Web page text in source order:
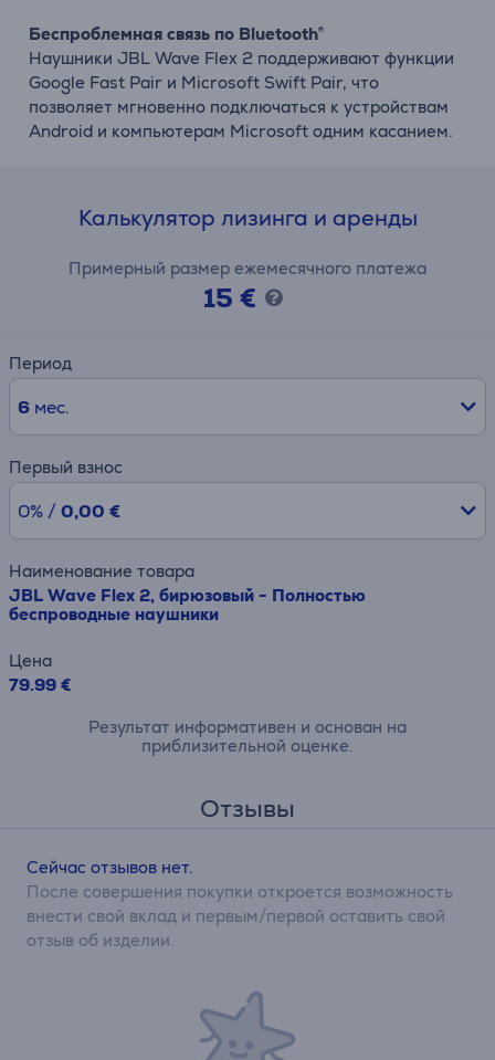
Беспроблемная связь по Bluetooth®
Наушники JBL Wave Flex 2 поддерживают функции
Google Fast Pair и Microsoft Swift Pair, что
позволяет мгновенно подключаться к устройствам
Android и компьютерам Microsoft одним касанием.
Калькулятор лизинга и аренды
Примерный размер ежемесячного платежа
15 €
Период
6мес.
Первый взнос
0% / 0,00 €
Наименование товара
JBL Wave Flex 2, бирюзовый - Полностью
беспроводные наушники
Цена
79.99 €
Результат информативен и основан на
приблизительной оценке.
Отзывы
Сейчас отзывов нет.
После совершения покупки откроется возможность
внести свой вклад и первым/первой оставить свой
отзыв об изделии.